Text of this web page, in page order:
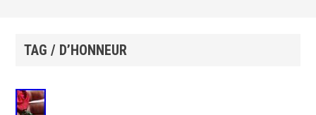
TAG / D’HONNEUR